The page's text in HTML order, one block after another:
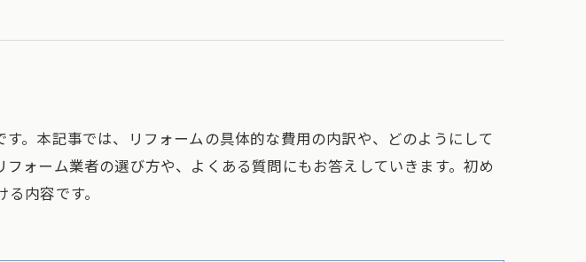
。本記事では、リフォームの具体的な費用の内訳や、どのようにして
ォーム業者の選び方や、よくある質問にもお答えしていきます。初め
内容です。